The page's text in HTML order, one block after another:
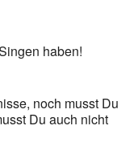
haben!
noch musst Du
Du auch nicht